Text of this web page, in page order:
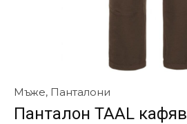
Мъже, Панталони
Панталон TAAL кафяв